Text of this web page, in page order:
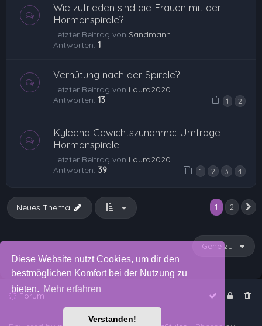
Diese Website nutzt Cookies, um dir den
bestmöglichen Komfort bei der Nutzung zu
bieten. Mehr erfahren
Verstanden!
Wie zufrieden sind die Frauen mit der
Hormonspirale?
Letzter Beitrag von Sandmann
Antworten: 1
Verhütung nach der Spirale?
Letzter Beitrag von Laura2020
Antworten: 13 1 2
Kyleena Gewichtszunahme: Umfrage
Hormonspirale
Letzter Beitrag von Laura2020
Antworten: 39 1 2 3 4
1 2
Neues Thema
Gehe zu
Forum